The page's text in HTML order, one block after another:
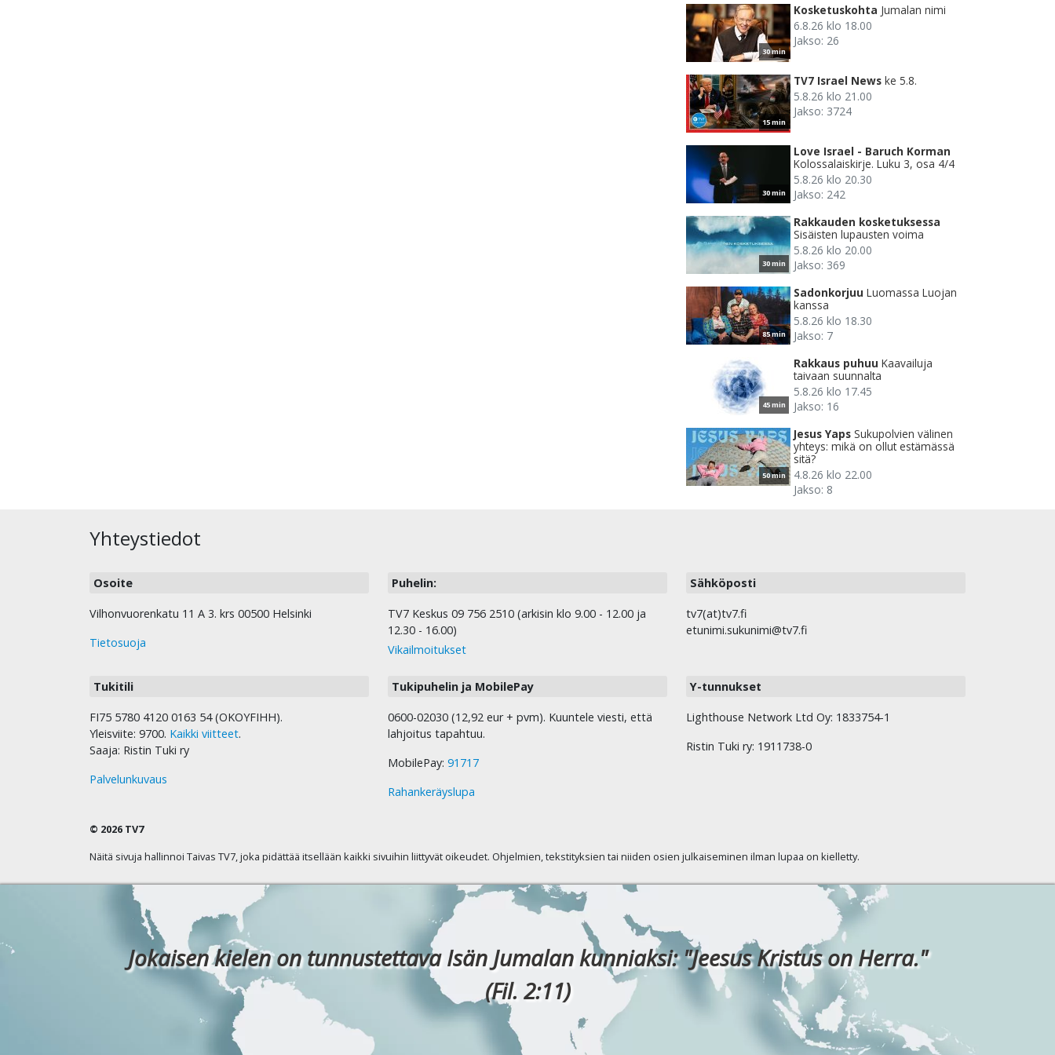
30 min
Kosketuskohta Jumalan nimi
6.8.26 klo 18.00
Jakso: 26
15 min
TV7 Israel News ke 5.8.
5.8.26 klo 21.00
Jakso: 3724
30 min
Love Israel - Baruch Korman
Kolossalaiskirje. Luku 3, osa 4/4
5.8.26 klo 20.30
Jakso: 242
30 min
Rakkauden kosketuksessa
Sisäisten lupausten voima
5.8.26 klo 20.00
Jakso: 369
85 min
Sadonkorjuu Luomassa Luojan
kanssa
5.8.26 klo 18.30
Jakso: 7
45 min
Rakkaus puhuu Kaavailuja
taivaan suunnalta
5.8.26 klo 17.45
Jakso: 16
50 min
Jesus Yaps Sukupolvien välinen
yhteys: mikä on ollut estämässä
sitä?
4.8.26 klo 22.00
Jakso: 8
Yhteystiedot
Osoite
Vilhonvuorenkatu 11 A 3. krs 00500 Helsinki
Tietosuoja
Puhelin:
TV7 Keskus 09 756 2510 (arkisin klo 9.00 - 12.00 ja
12.30 - 16.00)
Vikailmoitukset
Sähköposti
tv7(at)tv7.fi
etunimi.sukunimi@tv7.fi
Tukitili
FI75 5780 4120 0163 54 (OKOYFIHH).
Yleisviite: 9700. Kaikki viitteet.
Saaja: Ristin Tuki ry
Palvelunkuvaus
Tukipuhelin ja MobilePay
0600-02030 (12,92 eur + pvm). Kuuntele viesti, että
lahjoitus tapahtuu.
MobilePay: 91717
Rahankeräyslupa
Y-tunnukset
Lighthouse Network Ltd Oy: 1833754-1
Ristin Tuki ry: 1911738-0
© 2026 TV7
Näitä sivuja hallinnoi Taivas TV7, joka pidättää itsellään kaikki sivuihin liittyvät oikeudet. Ohjelmien, tekstityksien tai niiden osien julkaiseminen ilman lupaa on kielletty.
Jokaisen kielen on tunnustettava Isän Jumalan kunniaksi: "Jeesus Kristus on Herra."
(Fil. 2:11)